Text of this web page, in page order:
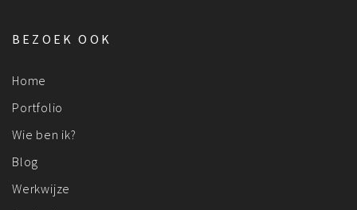
BEZOEK OOK
Home
Portfolio
Wie ben ik?
Blog
Werkwijze